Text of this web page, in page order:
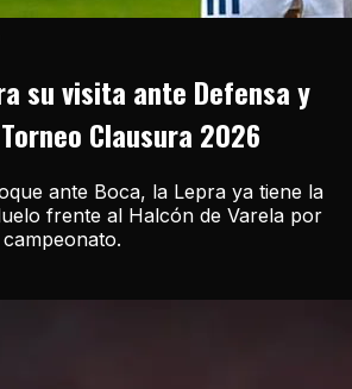
su visita ante Defensa y
Clausura 2026
ante Boca, la Lepra ya tiene la
frente al Halcón de Varela por